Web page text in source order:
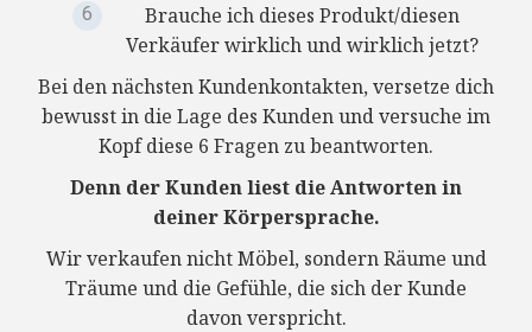
Brauche ich dieses Produkt/diesen
Verkäufer wirklich und wirklich jetzt?
Bei den nächsten Kundenkontakten, versetze dich
bewusst in die Lage des Kunden und versuche im
Kopf diese 6 Fragen zu beantworten.
Denn der Kunden liest die Antworten in
deiner Körpersprache.
Wir verkaufen nicht Möbel, sondern Räume und
Träume und die Gefühle, die sich der Kunde
davon verspricht.